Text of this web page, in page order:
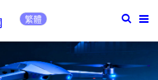
繁體